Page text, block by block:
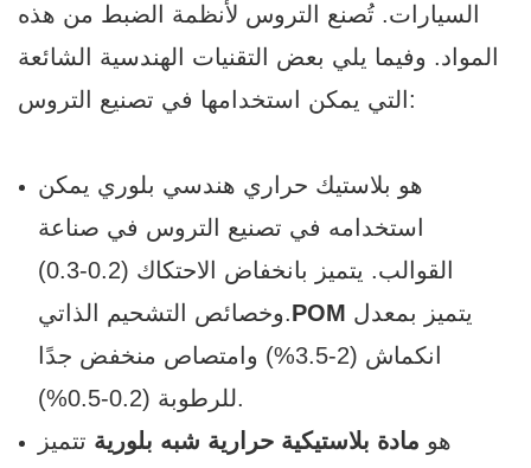
السيارات. تُصنع التروس لأنظمة الضبط من هذه
المواد. وفيما يلي بعض التقنيات الهندسية الشائعة
التي يمكن استخدامها في تصنيع التروس:
هو بلاستيك حراري هندسي بلوري يمكن
استخدامه في تصنيع التروس في صناعة
القوالب. يتميز بانخفاض الاحتكاك (0.2-0.3)
وخصائص التشحيم الذاتي.POM
انكماش (2-3.5%) وامتصاص منخفض جدًا
للرطوبة (0.2-0.5%).
هو مادة بلاستيكية حرارية شبه بلورية تتميز